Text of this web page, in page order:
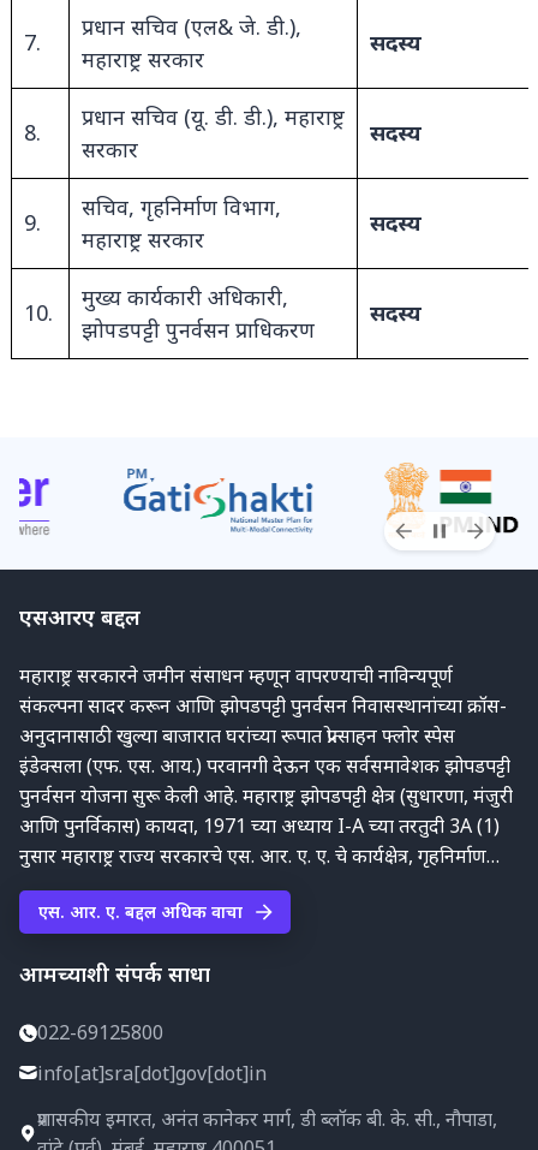
7.
प्रधान सचिव (एल& जे. डी.),
महाराष्ट्र सरकार
सदस्य
8.
प्रधान सचिव (यू. डी. डी.), महाराष्ट्र
सरकार
सदस्य
9.
सचिव, गृहनिर्माण विभाग,
महाराष्ट्र सरकार
सदस्य
10.
मुख्य कार्यकारी अधिकारी,
झोपडपट्टी पुनर्वसन प्राधिकरण
सदस्य
एसआरए बद्दल
महाराष्ट्र सरकारने जमीन संसाधन म्हणून वापरण्याची नाविन्यपूर्ण
संकल्पना सादर करून आणि झोपडपट्टी पुनर्वसन निवासस्थानांच्या क्रॉस-
अनुदानासाठी खुल्या बाजारात घरांच्या रूपात प्रोत्साहन फ्लोर स्पेस
इंडेक्सला (एफ. एस. आय.) परवानगी देऊन एक सर्वसमावेशक झोपडपट्टी
पुनर्वसन योजना सुरू केली आहे. महाराष्ट्र झोपडपट्टी क्षेत्र (सुधारणा, मंजुरी
आणि पुनर्विकास) कायदा, 1971 च्या अध्याय I-A च्या तरतुदी 3A (1)
नुसार महाराष्ट्र राज्य सरकारचे एस. आर. ए. ए. चे कार्यक्षेत्र, गृहनिर्माण
आणि विशेष सहाय्य विभागाच्या अधिसूचना क्र. एस. आर. पी./1095/सी.
आर. 37/गृहनिर्माण कक्ष, दिनांक 16 डिसेंबर 1995 आणि आवश्यक
झोपडपट्टी भागांसाठी नियोजन प्राधिकरण म्हणून काम करण्यासाठी
त्यानंतर महाराष्ट्र सरकारने यजमान विभाग अधिसूचना क्र. एस. आर. पी.
1001/सी. आर. 2017/14/एस. आर. आय.-1 दिनांक 11 सप्टेंबर 2014
जबाबदारीच्या अधिकारक्षेत्रात समाविष्ट करण्यात आले आहे. प्रकल्पासाठी
एस. आर. ए. बद्दल अधिक वाचा
आमच्याशी संपर्क साधा
022-69125800
info[at]sra[dot]gov[dot]in
प्रशासकीय इमारत, अनंत कानेकर मार्ग, डी ब्लॉक बी. के. सी., नौपाडा,